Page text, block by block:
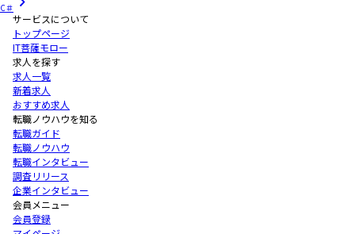
C＃
サービスについて
トップページ
IT菩薩モロー
求人を探す
求人一覧
新着求人
おすすめ求人
転職ノウハウを知る
転職ガイド
転職ノウハウ
転職インタビュー
調査リリース
企業インタビュー
会員メニュー
会員登録